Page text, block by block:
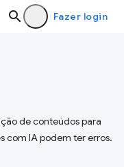
Fazer login
de conteúdos para
com IA podem ter erros.